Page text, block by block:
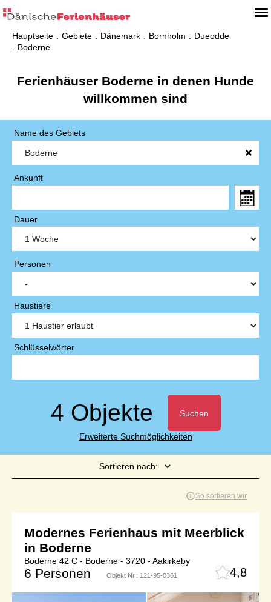
Hauptseite Gebiete Dänemark Bornholm
Dueodde
Boderne
Ferienhäuser Boderne in denen Hunde
willkommen sind
Name des Gebiets
Ankunft
Dauer
Personen
Haustiere
Schlüsselwörter
4 Objekte Suchen
Erweiterte Suchmöglichkeiten
Sortieren nach:
So sortieren wir
Modernes Ferienhaus mit Meerblick
in Boderne
Boderne 42 C - Boderne - 3720 - Aakirkeby
6 Personen Objekt Nr.: 121-95-0361 4,8